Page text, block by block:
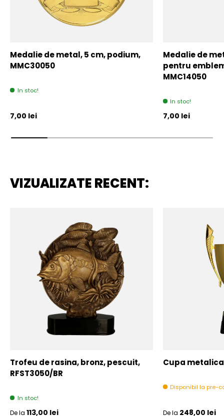
Medalie de metal, 5 cm, podium,
MMC30050
In stoc!
Pret initial
7,00 lei
Medalie de
pentru
MMC14050
In stoc!
Pret initial
7,00 lei
VIZUALIZATE RECENT:
Trofeu de rasina, bronz, pescuit,
RFST3050/BR
In stoc!
Pret initial
De la 113,00 lei
Cupa
Disponibil la pre-
Pret initial
De la 248,00 lei